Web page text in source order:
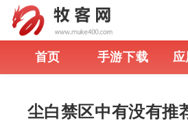
首页 手游下载
尘白禁区中有没有推